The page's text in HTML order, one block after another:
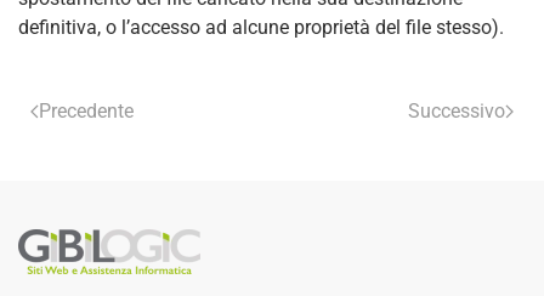
definitiva, o l’accesso ad alcune proprietà del file stesso).
Precedente Successivo